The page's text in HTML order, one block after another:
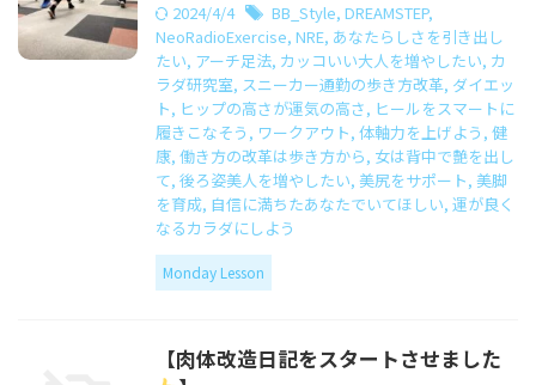
2024/4/4 BB_Style, DREAMSTEP,
NeoRadioExercise, NRE, あなたらしさを引き出し
たい, アーチ足法, カッコいい大人を増やしたい, カ
ラダ研究室, スニーカー通勤の歩き方改革, ダイエッ
ト, ヒップの高さが運気の高さ, ヒールをスマートに
履きこなそう , ワークアウト, 体軸力を上げよう , 健
康, 働き方の改革は歩き方から, 女は背中で艶を出し
て, 後ろ姿美人を増やしたい, 美尻をサポート, 美脚
を育成, 自信に満ちたあなたでいてほしい, 運が良く
なるカラダにしよう
Monday Lesson
【肉体改造日記をスタートさせました